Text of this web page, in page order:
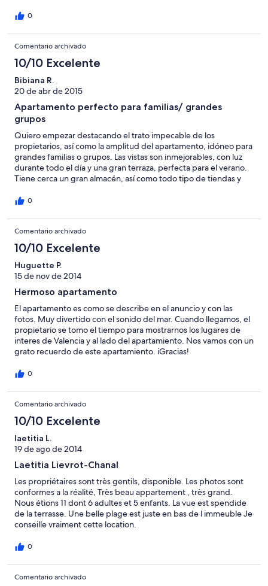
0
Comentario archivado
10/10 Excelente
Bibiana R.
20 de abr de 2015
Apartamento perfecto para familias/ grandes
grupos
Quiero empezar destacando el trato impecable de los
propietarios, así como la amplitud del apartamento, idóneo para
grandes familias o grupos. Las vistas son inmejorables, con luz
durante todo el día y una gran terraza, perfecta para el verano.
Tiene cerca un gran almacén, así como todo tipo de tiendas y
0
Comentario archivado
10/10 Excelente
Huguette P.
15 de nov de 2014
Hermoso apartamento
El apartamento es como se describe en el anuncio y con las
fotos. Muy divertido con el sonido del mar. Cuando llegamos, el
propietario se tomo el tiempo para mostrarnos los lugares de
interes de Valencia y al lado del apartamiento. Nos vamos con un
grato recuerdo de este apartamiento. iGracias!
0
Comentario archivado
10/10 Excelente
laetitia L.
19 de ago de 2014
Laetitia Lievrot-Chanal
Les propriétaires sont très gentils, disponible. Les photos sont
conformes a la réalité, Très beau appartement , très grand.
Nous étions 11 dont 6 adultes et 5 enfants. La vue est spendide
de la terrasse. Une belle plage est juste en bas de l immeuble Je
conseille vraiment cette location.
0
Comentario archivado